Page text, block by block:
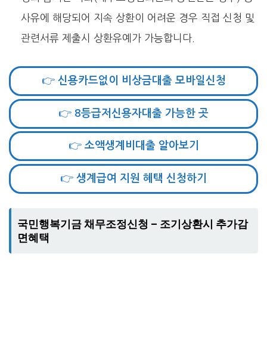
사유에 해당되어 지속 상환이 어려운 경우 직접 신청 및
관련서류 제출시 상환유예가 가능합니다.
👉 신용카드없이 비상금대출 모바일신청
👉 8등급저신용자대출 가능한 곳
👉 소액생계비대출 알아보기
👉 생계급여 지원 혜택 신청하기
국민행복기금 채무조정신청 – 조기상환시 추가감
면혜택